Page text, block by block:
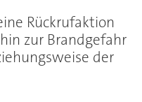
Rückrufaktion
zur Brandgefahr
der